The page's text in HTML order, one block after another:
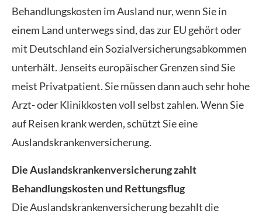
Behandlungskosten im Ausland nur, wenn Sie in
einem Land unterwegs sind, das zur EU gehört oder
mit Deutschland ein Sozialversicherungsabkommen
unterhält. Jenseits europäischer Grenzen sind Sie
meist Privatpatient. Sie müssen dann auch sehr hohe
Arzt- oder Klinikkosten voll selbst zahlen. Wenn Sie
auf Reisen krank werden, schützt Sie eine
Auslandskrankenversicherung.
Die Auslandskrankenversicherung zahlt
Behandlungskosten und Rettungsflug
Die Auslandskrankenversicherung bezahlt die